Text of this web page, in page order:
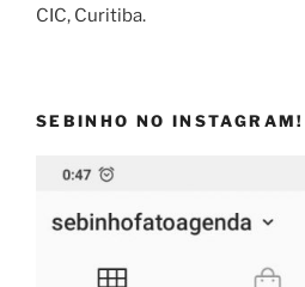
CIC, Curitiba.
SEBINHO NO INSTAGRAM!